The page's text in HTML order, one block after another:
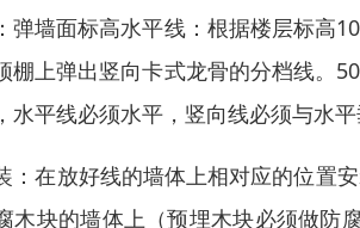
弹墙面标高水平线：根据楼层标高
棚上弹出竖向卡式龙骨的分档线。
水平线必须水平，竖向线必须与水平
：在放好线的墙体上相对应的位置
木块的墙体上（预埋木块必须做防